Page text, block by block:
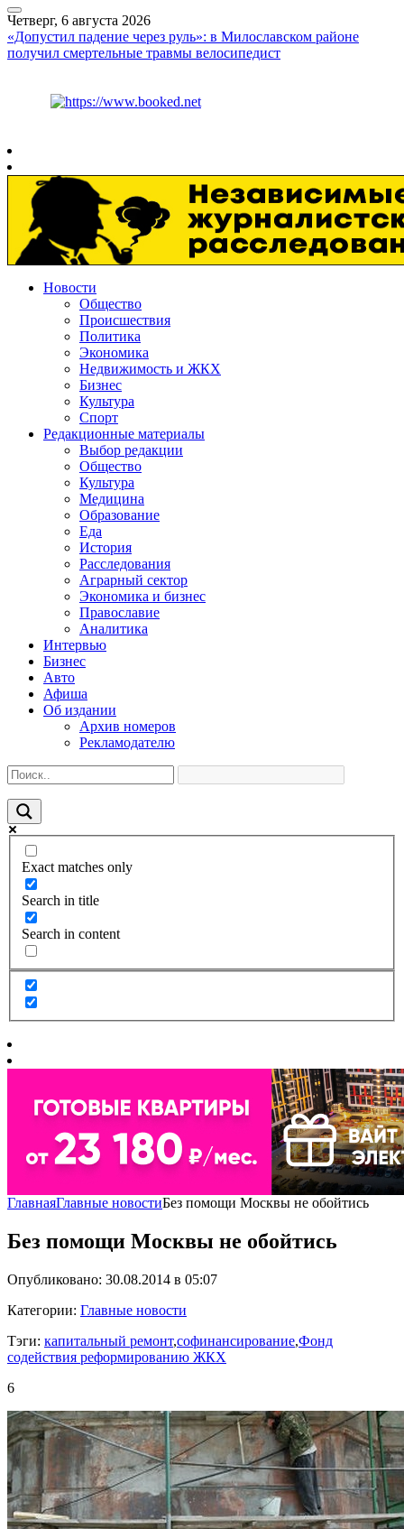
Четверг, 6 августа 2026
«Допустил падение через руль»: в Милославском районе
получил смертельные травмы велосипедист
Новости
Общество
Происшествия
Политика
Экономика
Недвижимость и ЖКХ
Бизнес
Культура
Спорт
Редакционные материалы
Выбор редакции
Общество
Культура
Медицина
Образование
Еда
История
Расследования
Аграрный сектор
Экономика и бизнес
Православие
Аналитика
Интервью
Бизнес
Авто
Афиша
Об издании
Архив номеров
Рекламодателю
Exact matches only
Search in title
Search in content
ГлавнаяГлавные новостиБез помощи Москвы не обойтись
Без помощи Москвы не обойтись
Опубликовано: 30.08.2014 в 05:07
Категории: Главные новости
Тэги: капитальный ремонт,софинансирование,Фонд
содействия реформированию ЖКХ
6